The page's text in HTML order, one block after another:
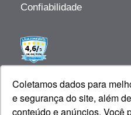
Coletamos dados para
e segurança do site, além
conteúdo e anúncios. Você
Confiabilidade